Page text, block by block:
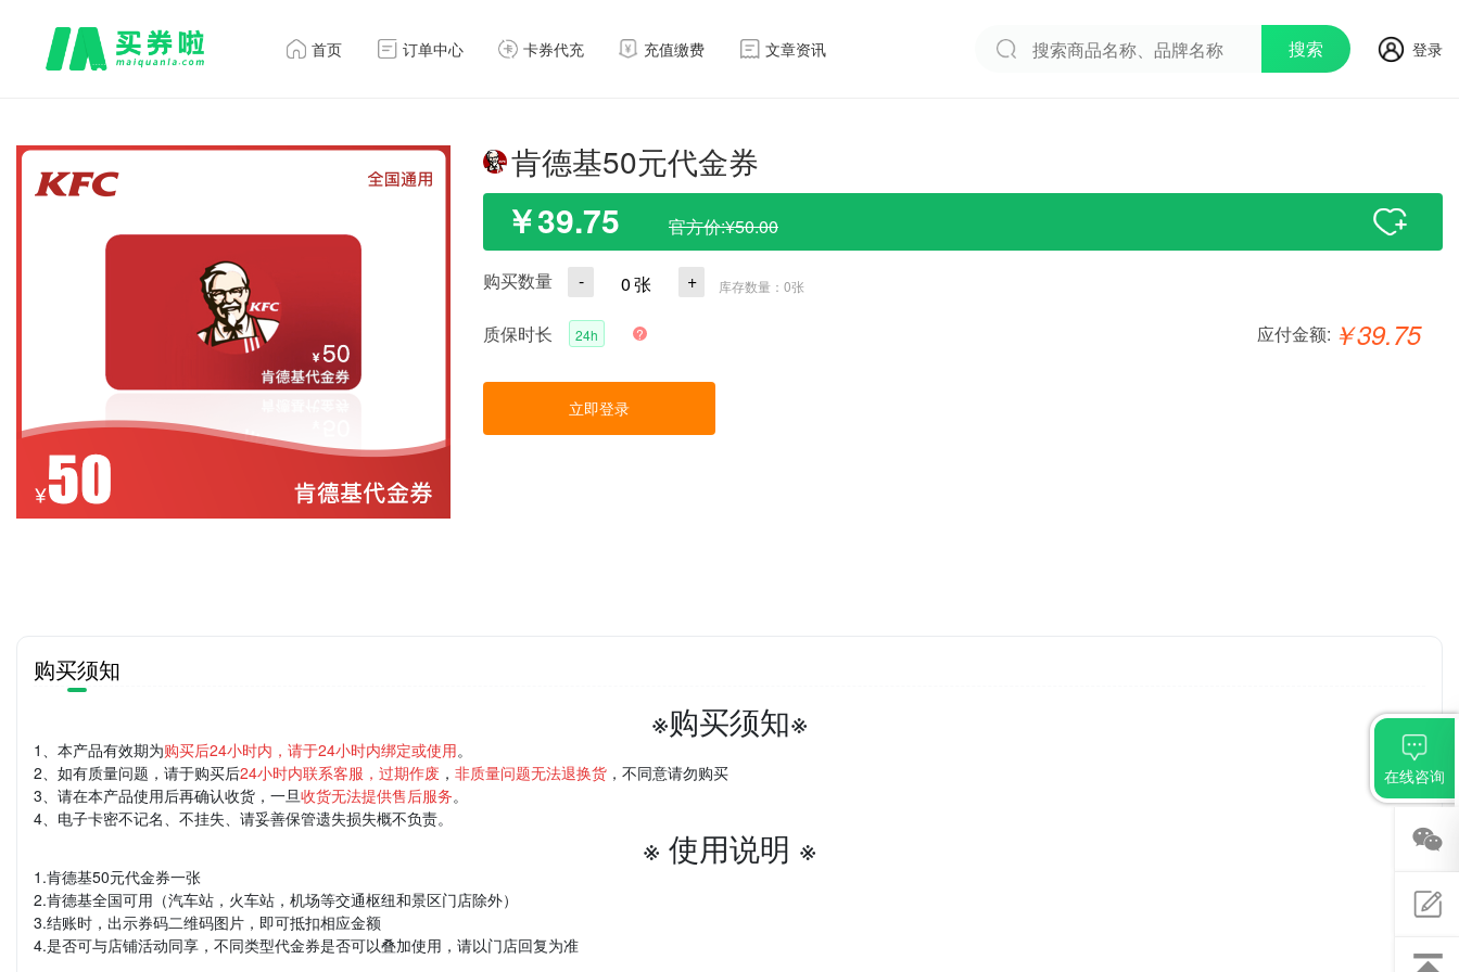
首页 订单中心 卡券代充 充值缴费 文章资讯 搜索 登录
肯德基50元代金券
￥39.75 官方价:¥50.00
购买数量 - 0张 + 库存数量： 0张
质保时长 24h ? 应付金额: ￥39.75
立即登录
购买须知
※购买须知※
1、本产品有效期为购买后24小时内，请于24小时内绑定或使用。
2、如有质量问题，请于购买后24小时内联系客服，过期作废 ， 非质量问题无法退换货 ，不同意请勿购买
3、请在本产品使用后再确认收货，一旦收货无法提供售后服务。
4、电子卡密不记名、不挂失、请妥善保管遗失损失概不负责。
※ 使用说明 ※
1.肯德基50元代金券一张
2.肯德基全国可用（汽车站，火车站，机场等交通枢纽和景区门店除外）
3.结账时，出示券码二维码图片，即可抵扣相应金额
4.是否可与店铺活动同享，不同类型代金券是否可以叠加使用，请以门店回复为准
在线咨询
关注
微信
意见